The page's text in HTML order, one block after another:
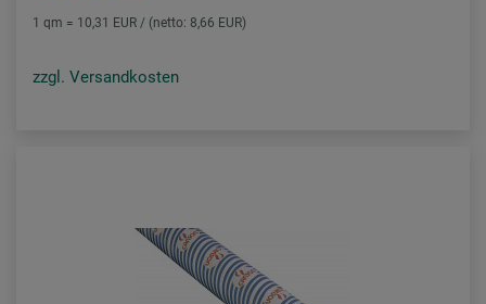
1 qm = 10,31 EUR / (netto: 8,66 EUR)
zzgl. Versandkosten